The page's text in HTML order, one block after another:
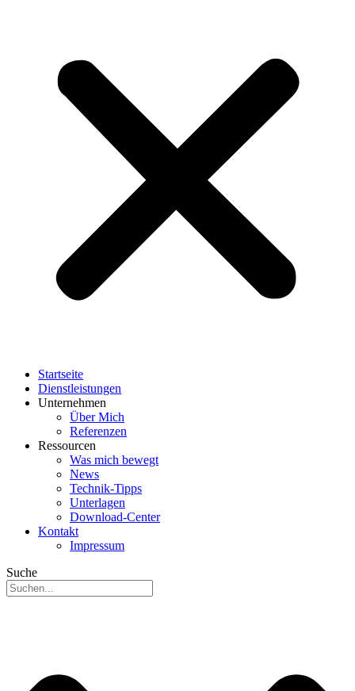
Startseite
Dienstleistungen
Unternehmen
Über Mich
Referenzen
Ressourcen
Was mich bewegt
News
Technik-Tipps
Unterlagen
Download-Center
Kontakt
Impressum
Suche